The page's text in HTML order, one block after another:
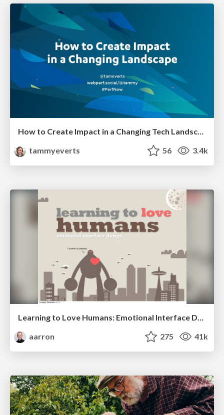
How to Create Impact in a Changing Tech Landscape [PerfNow 2023]
tammyeverts
56 3.4k
Learning to Love Humans: Emotional Interface Design
aarron
275 41k